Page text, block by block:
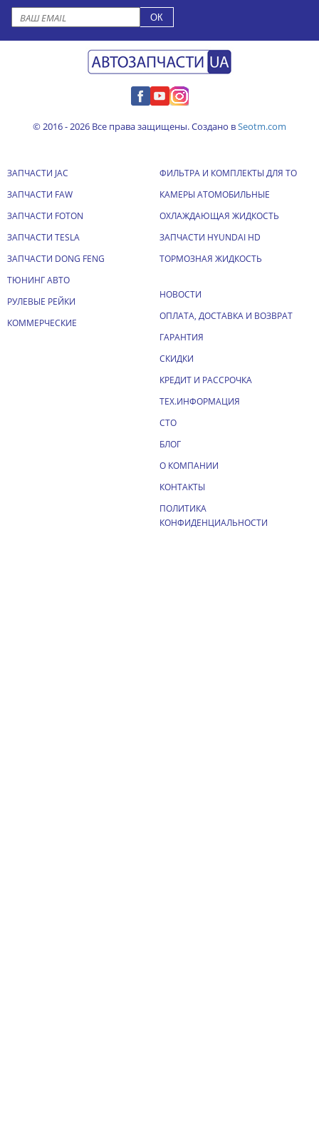
© 2016 - 2026 Все права защищены. Создано вSeotm.com
ЗАПЧАСТИ JAC
ЗАПЧАСТИ FAW
ЗАПЧАСТИ FOTON
ЗАПЧАСТИ TESLA
ЗАПЧАСТИ DONG FENG
ТЮНИНГ АВТО
РУЛЕВЫЕ РЕЙКИ
КОММЕРЧЕСКИЕ
ФИЛЬТРА И КОМПЛЕКТЫ ДЛЯ ТО
КАМЕРЫ АТОМОБИЛЬНЫЕ
ОХЛАЖДАЮЩАЯ ЖИДКОСТЬ
ЗАПЧАСТИ HYUNDAI HD
ТОРМОЗНАЯ ЖИДКОСТЬ
НОВОСТИ
ОПЛАТА, ДОСТАВКА И ВОЗВРАТ
ГАРАНТИЯ
СКИДКИ
КРЕДИТ И РАССРОЧКА
ТЕХ.ИНФОРМАЦИЯ
СТО
БЛОГ
О КОМПАНИИ
КОНТАКТЫ
ПОЛИТИКА
КОНФИДЕНЦИАЛЬНОСТИ